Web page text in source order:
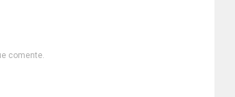
comente.